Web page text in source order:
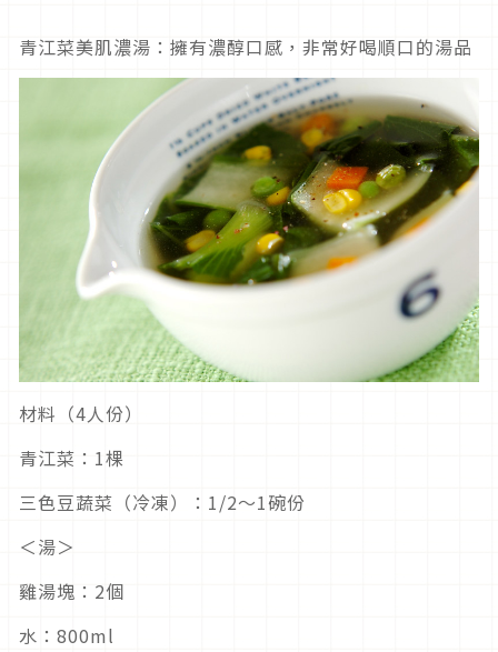
青江菜美肌濃湯：擁有濃醇口感，非常好喝順口的湯品
材料（4人份）
青江菜：1棵
三色豆蔬菜（冷凍）：1/2～1碗份
＜湯＞
雞湯塊：2個
水：800ml